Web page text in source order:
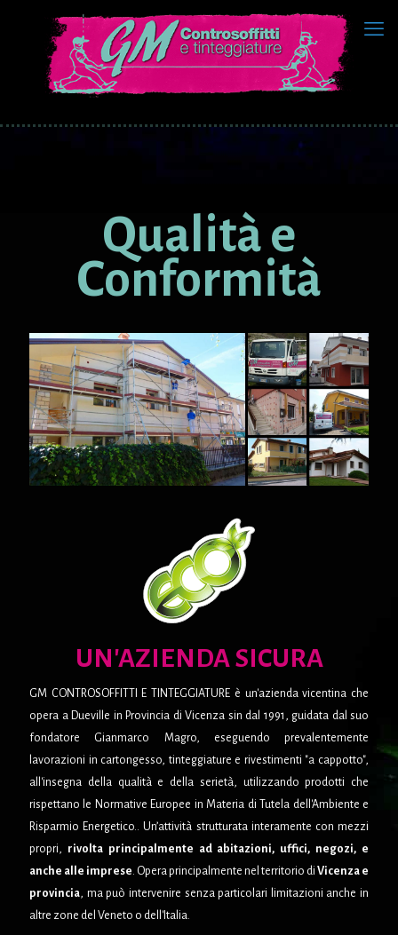
Qualità e
Conformità
UN'AZIENDA SICURA
GM CONTROSOFFITTI E TINTEGGIATURE è un'azienda vicentina che
opera a Dueville in Provincia di Vicenza sin dal 1991, guidata dal suo
fondatore Gianmarco Magro, eseguendo prevalentemente
lavorazioni in cartongesso, tinteggiature e rivestimenti "a cappotto",
all'insegna della qualità e della serietà, utilizzando prodotti che
rispettano le Normative Europee in Materia di Tutela dell'Ambiente e
Risparmio Energetico.. Un’attività strutturata interamente con mezzi
propri, rivolta principalmente ad abitazioni, uffici, negozi, e
anche alle imprese. Opera principalmente nel territorio di Vicenza e
provincia, ma può intervenire senza particolari limitazioni anche in
altre zone del Veneto o dell'Italia.